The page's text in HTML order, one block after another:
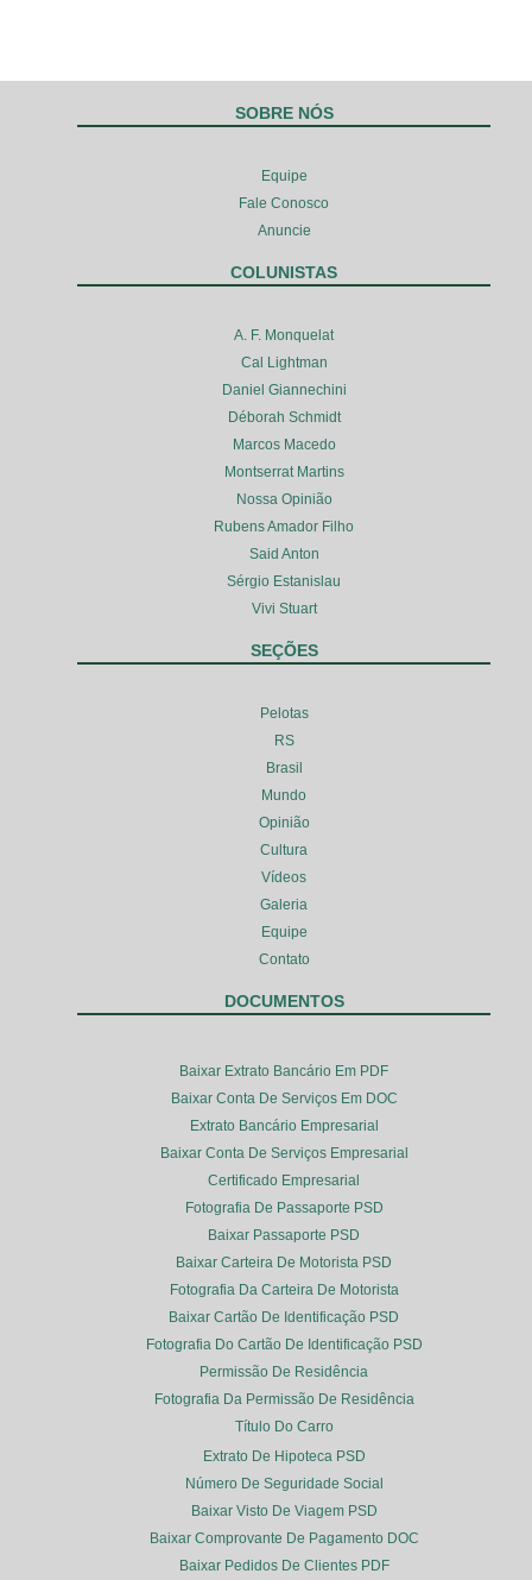
SOBRE NÓS
Equipe
Fale Conosco
Anuncie
COLUNISTAS
A. F. Monquelat
Cal Lightman
Daniel Giannechini
Déborah Schmidt
Marcos Macedo
Montserrat Martins
Nossa Opinião
Rubens Amador Filho
Said Anton
Sérgio Estanislau
Vivi Stuart
SEÇÕES
Pelotas
RS
Brasil
Mundo
Opinião
Cultura
Vídeos
Galeria
Equipe
Contato
DOCUMENTOS
Baixar Extrato Bancário Em PDF
Baixar Conta De Serviços Em DOC
Extrato Bancário Empresarial
Baixar Conta De Serviços Empresarial
Certificado Empresarial
Fotografia De Passaporte PSD
Baixar Passaporte PSD
Baixar Carteira De Motorista PSD
Fotografia Da Carteira De Motorista
Baixar Cartão De Identificação PSD
Fotografia Do Cartão De Identificação PSD
Permissão De Residência
Fotografia Da Permissão De Residência
Título Do Carro
Extrato De Hipoteca PSD
Número De Seguridade Social
Baixar Visto De Viagem PSD
Baixar Comprovante De Pagamento DOC
Baixar Pedidos De Clientes PDF